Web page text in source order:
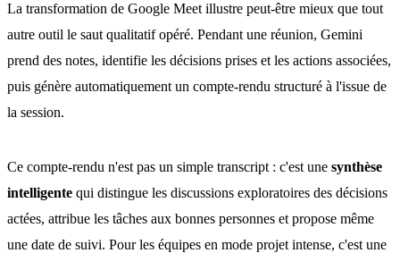
La transformation de Google Meet illustre peut-être mieux que tout
autre outil le saut qualitatif opéré. Pendant une réunion, Gemini
prend des notes, identifie les décisions prises et les actions associées,
puis génère automatiquement un compte-rendu structuré à l'issue de
la session.
Ce compte-rendu n'est pas un simple transcript : c'est une synthèse
intelligente qui distingue les discussions exploratoires des décisions
actées, attribue les tâches aux bonnes personnes et propose même
une date de suivi. Pour les équipes en mode projet intense, c'est une